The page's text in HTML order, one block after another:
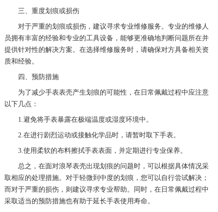
三、重度划痕或损伤
对于严重的划痕或损伤，建议寻求专业维修服务。专业的维修人
员拥有丰富的经验和专业的工具设备，能够更准确地判断问题所在并
提供针对性的解决方案。在选择维修服务时，请确保对方具备相关资
质和经验。
四、预防措施
为了减少手表表壳产生划痕的可能性，在日常佩戴过程中应注意
以下几点：
1.避免将手表暴露在极端温度或湿度环境中。
2.在进行剧烈运动或接触化学品时，请暂时取下手表。
3.使用柔软的布料擦拭手表表面，并定期进行专业保养。
总之，在面对浪琴表壳出现划痕的问题时，可以根据具体情况采
取相应的处理措施。对于轻微到中度的划痕，您可以自行尝试解决；
而对于严重的损伤，则建议寻求专业帮助。同时，在日常佩戴过程中
采取适当的预防措施也有助于延长手表使用寿命。